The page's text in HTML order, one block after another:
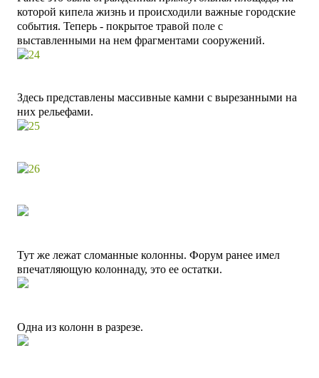
которой кипела жизнь и происходили важные городские
события. Теперь - покрытое травой поле с
выставленными на нем фрагментами сооружений.
Здесь представлены массивные камни с вырезанными на
них рельефами.
Тут же лежат сломанные колонны. Форум ранее имел
впечатляющую колоннаду, это ее остатки.
Одна из колонн в разрезе.